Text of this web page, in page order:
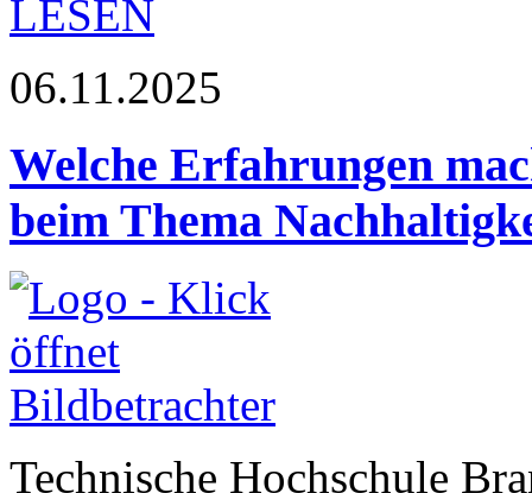
LESEN
06.11.2025
Welche Erfahrungen
beim Thema
Technische Hochschule